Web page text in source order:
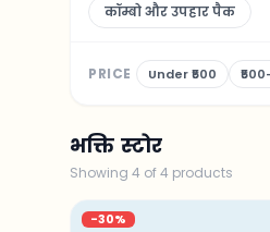
कॉम्बो और उपहार पैक
PRICE Under ₹500
भक्ति स्टोर
Showing 4 of4 products
-30%